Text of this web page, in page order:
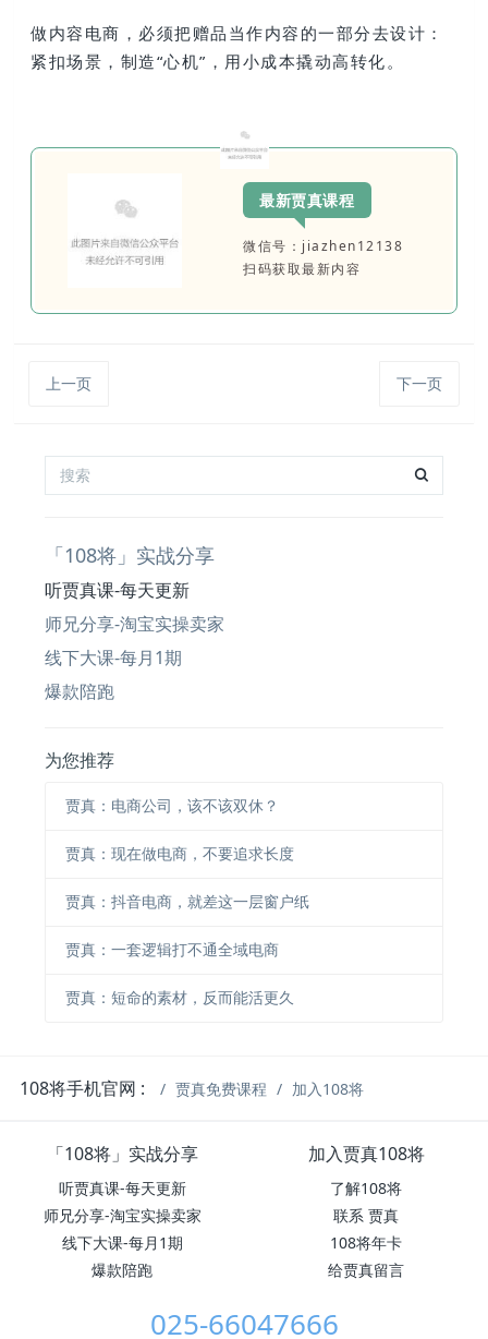
做内容电商，必须把赠品当作内容的一部分去设计：
紧扣场景，制造“心机”，用小成本撬动高转化。
最新贾真课程
微信号：jiazhen12138
扫码获取最新内容
上一页 下一页
「108将」实战分享
听贾真课-每天更新
师兄分享-淘宝实操卖家
线下大课-每月1期
爆款陪跑
为您推荐
贾真：电商公司，该不该双休？
贾真：现在做电商，不要追求长度
贾真：抖音电商，就差这一层窗户纸
贾真：一套逻辑打不通全域电商
贾真：短命的素材，反而能活更久
108将手机官网 : 贾真免费课程 加入108将
「108将」实战分享
听贾真课-每天更新
师兄分享-淘宝实操卖家
线下大课-每月1期
爆款陪跑
加入贾真108将
了解108将
联系 贾真
108将年卡
给贾真留言
025-66047666